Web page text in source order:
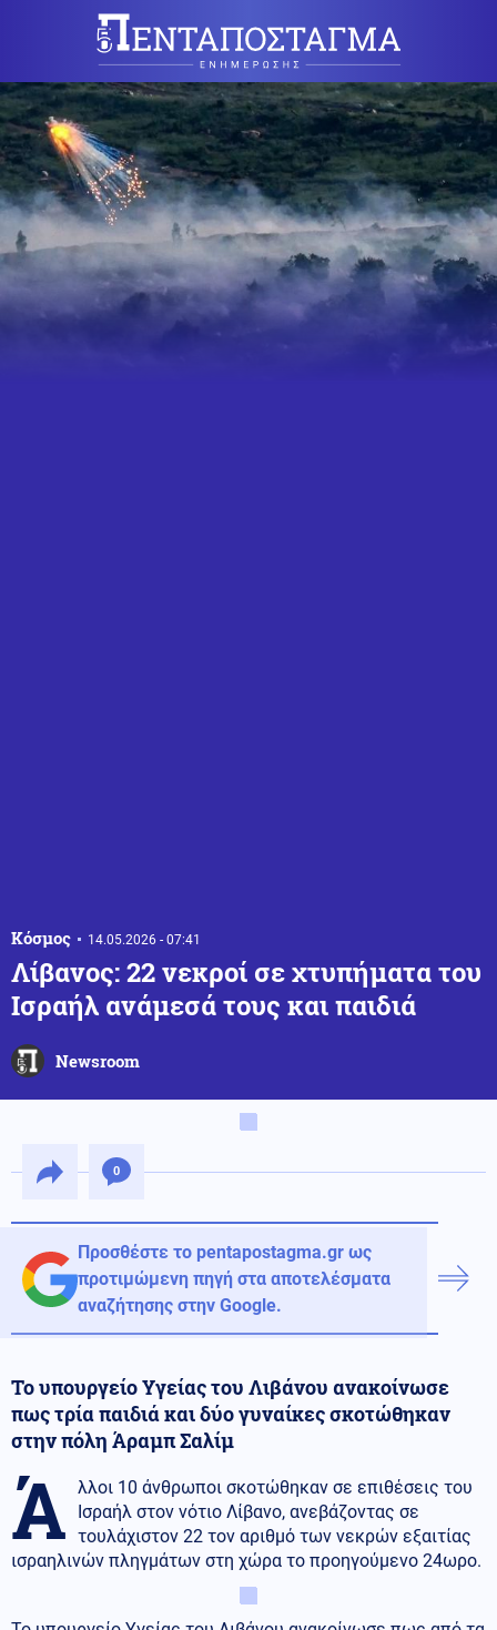
Κόσμος 14.05.2026 - 07:41
Λίβανος: 22 νεκροί σε χτυπήματα του
Ισραήλ ανάμεσά τους και παιδιά
Newsroom
0
Προσθέστε το pentapostagma.gr ως
προτιμώμενη πηγή στα αποτελέσματα
αναζήτησης στην Google.
Το υπουργείο Υγείας του Λιβάνου ανακοίνωσε
πως τρία παιδιά και δύο γυναίκες σκοτώθηκαν
στην πόλη Άραμπ Σαλίμ
Ά λλοι 10 άνθρωποι σκοτώθηκαν σε επιθέσεις του
Ισραήλ στον νότιο Λίβανο, ανεβάζοντας σε
τουλάχιστον 22 τον αριθμό των νεκρών εξαιτίας
ισραηλινών πληγμάτων στη χώρα το προηγούμενο 24ωρο.